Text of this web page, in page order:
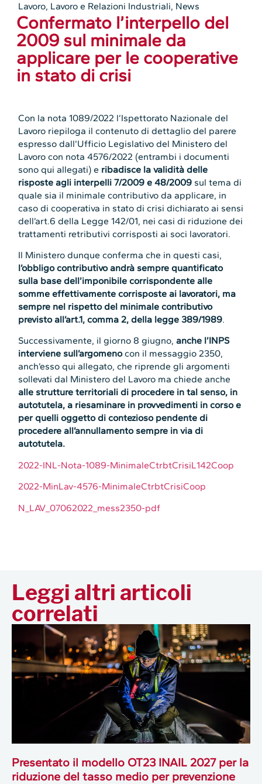
Lavoro, Lavoro e Relazioni Industriali, News
Confermato l’interpello del
2009 sul minimale da
applicare per le cooperative
in stato di crisi
Con la nota 1089/2022 l’Ispettorato Nazionale del
Lavoro riepiloga il contenuto di dettaglio del parere
espresso dall’Ufficio Legislativo del Ministero del
Lavoro con nota 4576/2022 (entrambi i documenti
sono qui allegati) e ribadisce la validità delle
risposte agli interpelli 7/2009 e 48/2009 sul tema di
quale sia il minimale contributivo da applicare, in
caso di cooperativa in stato di crisi dichiarato ai sensi
dell’art.6 della Legge 142/01, nei casi di riduzione dei
trattamenti retributivi corrisposti ai soci lavoratori.
Il Ministero dunque conferma che in questi casi,
l’obbligo contributivo andrà sempre quantificato
sulla base dell’imponibile corrispondente alle
somme effettivamente corrisposte ai lavoratori, ma
sempre nel rispetto del minimale contributivo
previsto all’art.1, comma 2, della legge 389/1989.
Successivamente, il giorno 8 giugno,anche l’INPS
interviene sull’argomenocon il messaggio 2350,
anch’esso qui allegato, che riprende gli argomenti
sollevati dal Ministero del Lavoro ma chiede anche
alle strutture territoriali di procedere in tal senso, in
autotutela, a riesaminare in provvedimenti in corso e
per quelli oggetto di contezioso pendente di
procedere all’annullamento sempre in via di
autotutela.
2022-INL-Nota-1089-MinimaleCtrbtCrisiL142Coop
2022-MinLav-4576-MinimaleCtrbtCrisiCoop
N_LAV_07062022_mess2350-pdf
Leggi altri articoli
correlati
Presentato il modello OT23 INAIL 2027 per la
riduzione del tasso medio per prevenzione